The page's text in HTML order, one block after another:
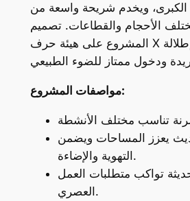
الكبرى، ويخدم شريحة واسعة من
الأحجام والقطاعات. تصميم
المشروع على هيئة حرف X يمنح الوحدات إطلالة
مواصفات المشروع:
يعزز المساحات ويضمن
التهوية والإضاءة.
تواكب متطلبات العمل
العصري.